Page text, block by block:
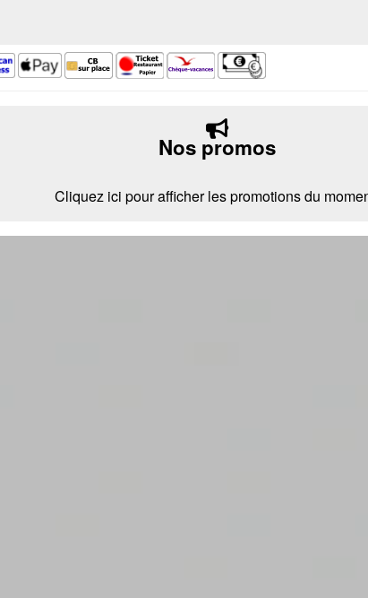
Nos promos
Cliquez ici pour afficher les promotions du